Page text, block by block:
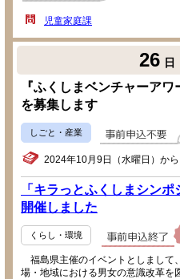
児童家庭課
26 日
『ふくしまベンチャーア
を募集します
しごと・産業
2024年10月9日（水曜日）から
「キラっとふくしまシン
開催しました
くらし・環境
福島県主催のイベントとしまして
場・地域における男女の意識改革を